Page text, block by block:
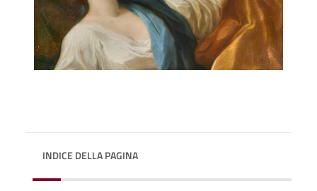
INDICE DELLA PAGINA